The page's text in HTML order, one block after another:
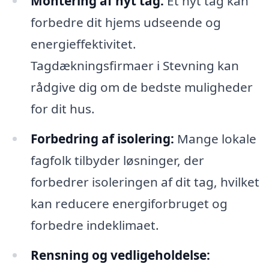
forbedre dit hjems udseende og
energieffektivitet.
Tagdækningsfirmaer i Stevning kan
rådgive dig om de bedste muligheder
for dit hus.
Forbedring af isolering: Mange lokale
fagfolk tilbyder løsninger, der
forbedrer isoleringen af dit tag, hvilket
kan reducere energiforbruget og
forbedre indeklimaet.
Rensning og vedligeholdelse: